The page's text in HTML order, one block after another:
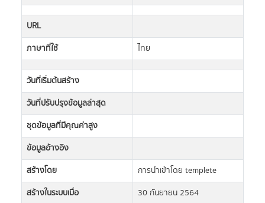
URL
ภาษาที่ใช้
ไทย
วันที่เริ่มต้นสร้าง
วันที่ปรับปรุงข้อมูลล่าสุด
ชุดข้อมูลที่มีคุณค่าสูง
ข้อมูลอ้างอิง
สร้างโดย
การนำเข้าโดย templete
สร้างในระบบเมื่อ
30 กันยายน 2564